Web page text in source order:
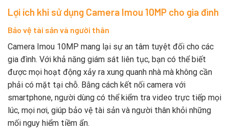
Lợi ích khi sử dụng Camera Imou 10MP cho gia đình
Bảo vệ tài sản và người thân
Camera Imou 10MP mang lại sự an tâm tuyệt đối cho các
gia đình. Với khả năng giám sát liên tục, bạn có thể biết
được mọi hoạt động xảy ra xung quanh nhà mà không cần
phải có mặt tại chỗ. Bằng cách kết nối camera với
smartphone, người dùng có thể kiểm tra video trực tiếp mọi
lúc, mọi nơi, giúp bảo vệ tài sản và người thân khỏi những
mối nguy hiểm tiềm ẩn.